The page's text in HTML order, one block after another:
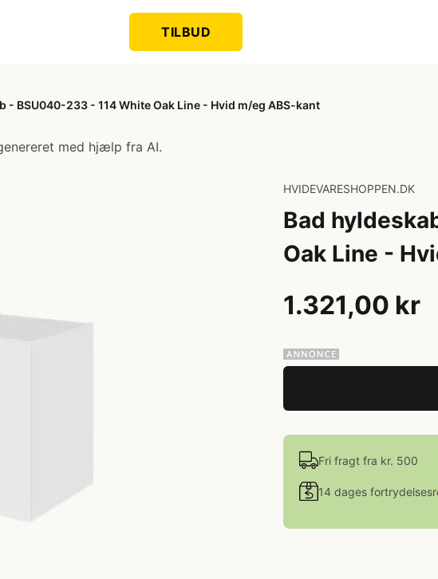
TILBUD
- BSU040-233 - 114 White Oak Line - Hvid m/eg ABS-kant
med hjælp fra AI.
HVIDEVARESHOPPEN.DK
Bad
Oak Line -
1.321,00 kr
Fri fragt fra kr. 500
14 dages